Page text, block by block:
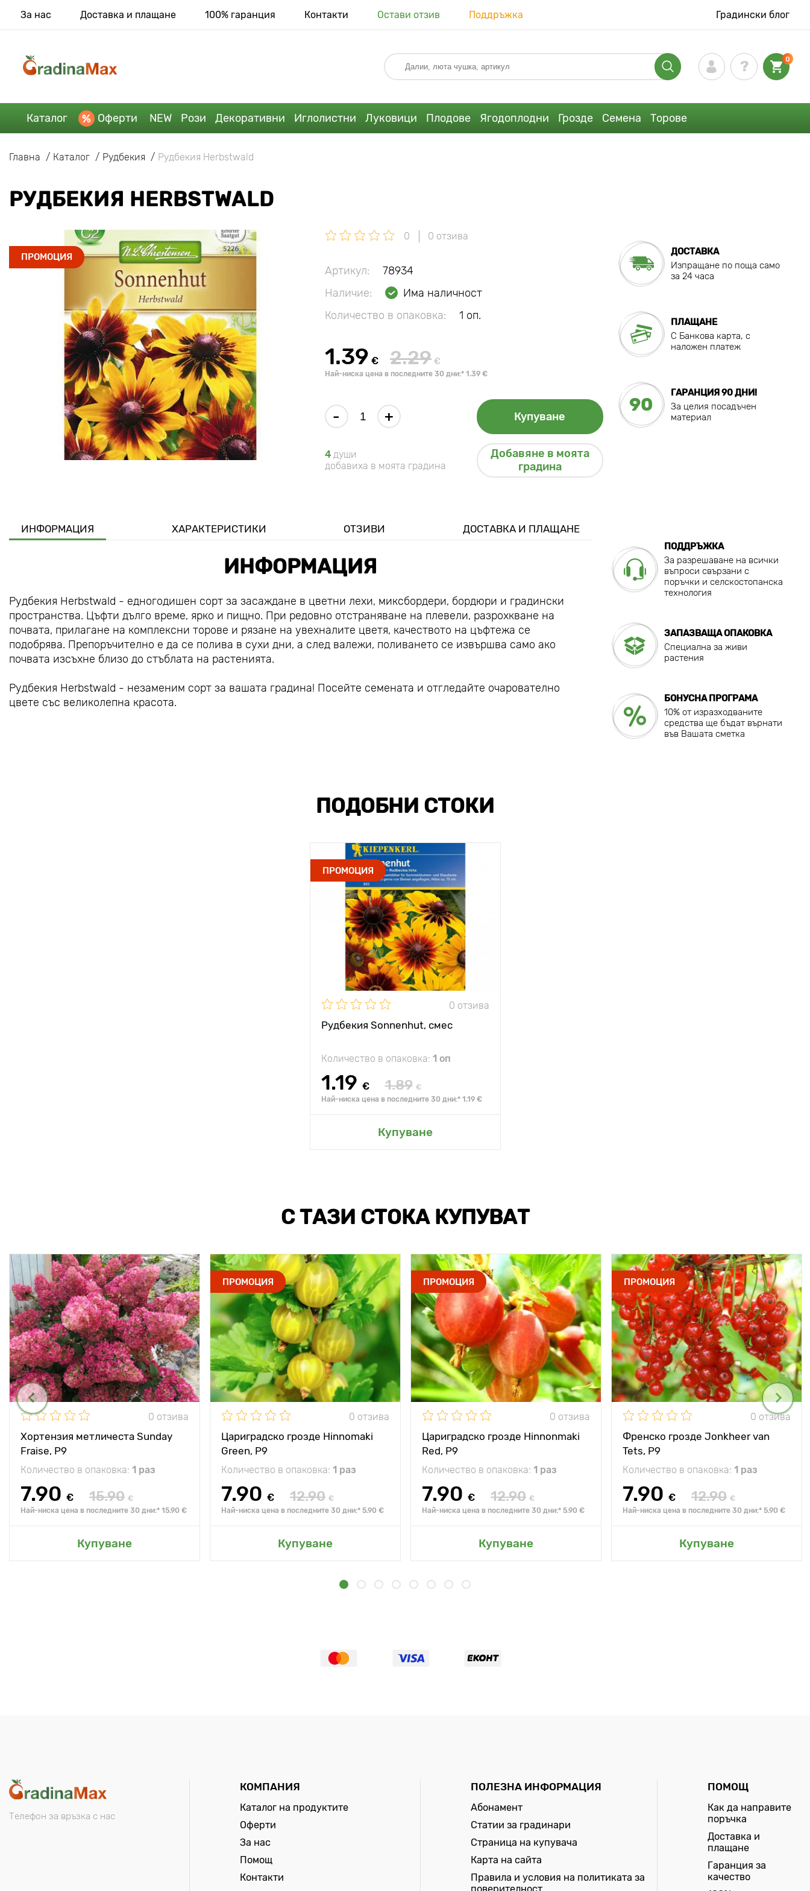
За нас Доставка и плащане 100% гаранция Контакти Остави отзив Поддръжка Градински блог
0
Каталог Оферти NEW Рози Декоративни Иглолистни Луковици Плодове Ягодоплодни Грозде Семена Торове
Главна Каталог Рудбекия Рудбекия Herbstwald
РУДБЕКИЯ HERBSTWALD
ПРОМОЦИЯ
0 0 отзива
Артикул:
78934
Наличие:
Има наличност
Количество в опаковка:
1 оп.
1.39 € 2.29 €
Най-ниска цена в последните 30 дни:* 1.39 €
- + Купуване
4 души
добавиха в моята градина
Добавяне в моята
градина
ДОСТАВКА
Изпращане по поща само
за 24 часа
ПЛАЩАНЕ
C Банкова карта, с
наложен платеж
90
ГАРАНЦИЯ 90 ДНИ!
За целия посадъчен
материал
ИНФОРМАЦИЯ ХАРАКТЕРИСТИКИ ОТЗИВИ ДОСТАВКА И ПЛАЩАНЕ
ИНФОРМАЦИЯ
Рудбекия Herbstwald - едногодишен сорт за засаждане в цветни лехи, миксбордери, бордюри и градински
пространства. Цъфти дълго време, ярко и пищно. При редовно отстраняване на плевели, разрохкване на
почвата, прилагане на комплексни торове и рязане на увехналите цветя, качеството на цъфтежа се
подобрява. Препоръчително е да се полива в сухи дни, а след валежи, поливането се извършва само ако
почвата изсъхне близо до стъблата на растенията.
Рудбекия Herbstwald - незаменим сорт за вашата градина! Посейте семената и отгледайте очарователно
цвете със великолепна красота.
ПОДДРЪЖКА
За разрешаване на всички
въпроси свързани с
поръчки и селскостопанска
технология
ЗАПАЗВАЩА ОПАКОВКА
Специална за живи
растения
БОНУСНА ПРОГРАМА
10% от изразходваните
средства ще бъдат върнати
във Вашата сметка
ПОДОБНИ СТОКИ
ПРОМОЦИЯ
0 отзива
Рудбекия Sonnenhut, смес
Количество в опаковка: 1 оп
1.19 € 1.89 €
Най-ниска цена в последните 30 дни:* 1.19 €
Купуване
С ТАЗИ СТОКА КУПУВАТ
0 отзива
Хортензия метличеста Sunday
Fraise, P9
Количество в опаковка: 1 раз
7.90 € 15.90 €
Най-ниска цена в последните 30 дни:* 15.90 €
Купуване
ПРОМОЦИЯ
0 отзива
Цариградско грозде Hinnomaki
Green, Р9
Количество в опаковка: 1 раз
7.90 € 12.90 €
Най-ниска цена в последните 30 дни:* 5.90 €
Купуване
ПРОМОЦИЯ
0 отзива
Цариградско грозде Hinnonmaki
Red, Р9
Количество в опаковка: 1 раз
7.90 € 12.90 €
Най-ниска цена в последните 30 дни:* 5.90 €
Купуване
ПРОМОЦИЯ
0 отзива
Френско грозде Jonkheer van
Tets, Р9
Количество в опаковка: 1 раз
7.90 € 12.90 €
Най-ниска цена в последните 30 дни:* 5.90 €
Купуване
Телефон за връзка с нас
КОМПАНИЯ
Каталог на продуктите
Оферти
За нас
Помощ
Контакти
ПОЛЕЗНА ИНФОРМАЦИЯ
Абонамент
Статии за градинари
Страница на купувача
Карта на сайта
Правила и условия на политиката за
ПОМОЩ
Как да направите
поръчка
Доставка и
плащане
Гаранция за
качество